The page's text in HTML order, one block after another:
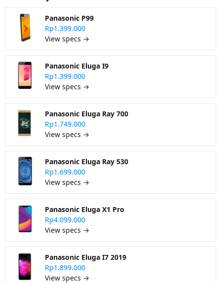
Panasonic P99
Rp1.399.000
View specs →
Panasonic Eluga I9
Rp1.399.000
View specs →
Panasonic Eluga Ray 700
Rp1.749.000
View specs →
Panasonic Eluga Ray 530
Rp1.699.000
View specs →
Panasonic Eluga X1 Pro
Rp4.099.000
View specs →
Panasonic Eluga I7 2019
Rp1.899.000
View specs →